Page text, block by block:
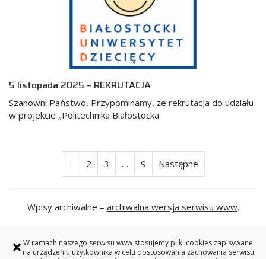
× W ramach naszego serwisu www stosujemy pliki cookies zapisywane
na urządzeniu użytkownika w celu dostosowania zachowania serwisu
5 listopada 2025 – REKRUTACJA
Szanowni Państwo, Przypominamy, że rekrutacja do udziału
w projekcie „Politechnika Białostocka
Stronicowanie
1 2 3 … 9 Następne
Wpisy archiwalne – archiwalna wersja serwisu www.
Redakcja serwisu www